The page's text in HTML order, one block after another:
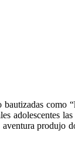
como
adolescentes las
produjo